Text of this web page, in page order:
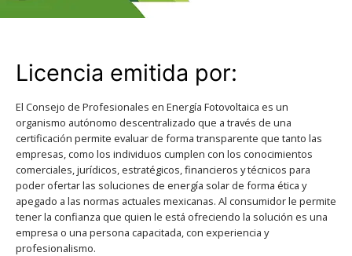
Licencia emitida por:
El Consejo de Profesionales en Energía Fotovoltaica es un
organismo autónomo descentralizado que a través de una
certificación permite evaluar de forma transparente que tanto las
empresas, como los individuos cumplen con los conocimientos
comerciales, jurídicos, estratégicos, financieros y técnicos para
poder ofertar las soluciones de energía solar de forma ética y
apegado a las normas actuales mexicanas. Al consumidor le permite
tener la confianza que quien le está ofreciendo la solución es una
empresa o una persona capacitada, con experiencia y
profesionalismo.